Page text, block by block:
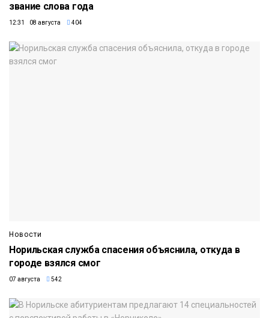
звание слова года
12:31 08 августа 404
Новости
Норильская служба спасения объяснила, откуда в
городе взялся смог
07 августа 542